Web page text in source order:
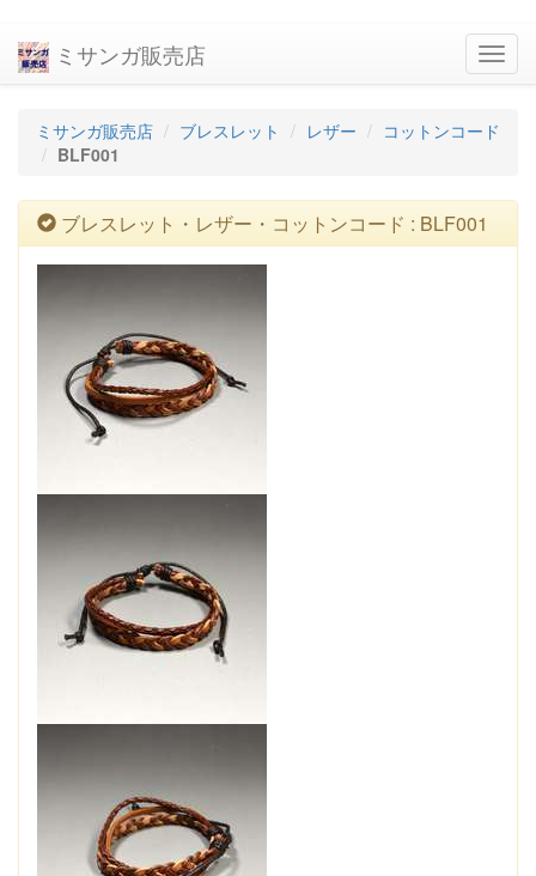
ミサンガ販売店
ミサンガ販売店 ブレスレット レザー
コットンコード
BLF001
ブレスレット・レザー・コットンコード : BLF001